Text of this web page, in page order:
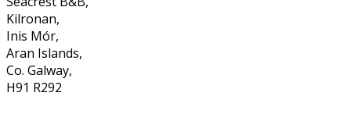
Kilronan,
Inis Mór,
Aran Islands,
Co. Galway,
H91 R292